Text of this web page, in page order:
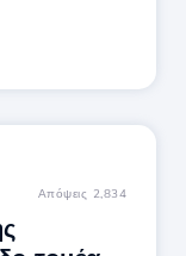
Απόψεις 2,834